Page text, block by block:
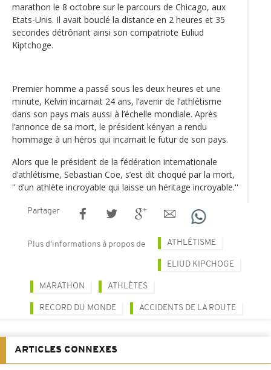
marathon le 8 octobre sur le parcours de Chicago, aux
Etats-Unis. Il avait bouclé la distance en 2 heures et 35
secondes détrônant ainsi son compatriote Euliud
Kiptchoge.
Premier homme a passé sous les deux heures et une
minute, Kelvin incarnait 24 ans, l’avenir de l’athlétisme
dans son pays mais aussi à l’échelle mondiale. Après
l’annonce de sa mort, le président kényan a rendu
hommage à un héros qui incarnait le futur de son pays.
Alors que le président de la fédération internationale
d’athlétisme, Sebastian Coe, s’est dit choqué par la mort,
'' d’un athlète incroyable qui laisse un héritage incroyable.''
Partager
Plus d'informations à propos de ATHLÉTISME
ELIUD KIPCHOGE
MARATHON ATHLÈTES
RECORD DU MONDE ACCIDENTS DE LA ROUTE
ARTICLES CONNEXES